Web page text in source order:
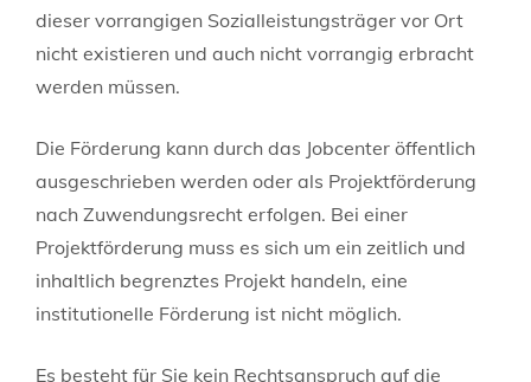
dieser vorrangigen Sozialleistungsträger vor Ort
nicht existieren und auch nicht vorrangig erbracht
werden müssen.
Die Förderung kann durch das Jobcenter öffentlich
ausgeschrieben werden oder als Projektförderung
nach Zuwendungsrecht erfolgen. Bei einer
Projektförderung muss es sich um ein zeitlich und
inhaltlich begrenztes Projekt handeln, eine
institutionelle Förderung ist nicht möglich.
Es besteht für Sie kein Rechtsanspruch auf die